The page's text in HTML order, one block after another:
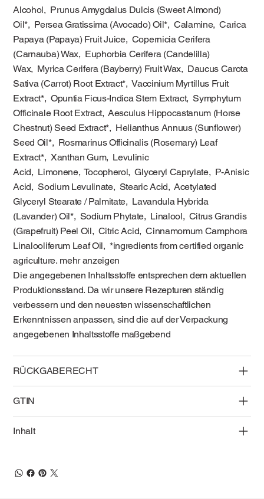
Alcohol, Prunus Amygdalus Dulcis (Sweet Almond)
Oil*, Persea Gratissima (Avocado) Oil*, Calamine, Carica
Papaya (Papaya) Fruit Juice, Copernicia Cerifera
(Carnauba) Wax, Euphorbia Cerifera (Candelilla)
Wax, Myrica Cerifera (Bayberry) Fruit Wax, Daucus Carota
Sativa (Carrot) Root Extract*, Vaccinium Myrtillus Fruit
Extract*, Opuntia Ficus-Indica Stem Extract, Symphytum
Officinale Root Extract, Aesculus Hippocastanum (Horse
Chestnut) Seed Extract*, Helianthus Annuus (Sunflower)
Seed Oil*, Rosmarinus Officinalis (Rosemary) Leaf
Extract*, Xanthan Gum, Levulinic
Acid, Limonene, Tocopherol, Glyceryl Caprylate, P-Anisic
Acid, Sodium Levulinate, Stearic Acid, Acetylated
Glyceryl Stearate / Palmitate, Lavandula Hybrida
(Lavander) Oil*, Sodium Phytate, Linalool, Citrus Grandis
(Grapefruit) Peel Oil, Citric Acid, Cinnamomum Camphora
Linalooliferum Leaf Oil, *ingredients from certified organic
agriculture. mehr anzeigen
Die angegebenen Inhaltsstoffe entsprechen dem aktuellen
Produktionsstand. Da wir unsere Rezepturen ständig
verbessern und den neuesten wissenschaftlichen
Erkenntnissen anpassen, sind die auf der Verpackung
angegebenen Inhaltsstoffe maßgebend
RÜCKGABERECHT
GTIN
Inhalt